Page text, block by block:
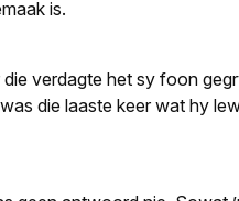
is.
verdagte het sy foon
die laaste keer wat hy